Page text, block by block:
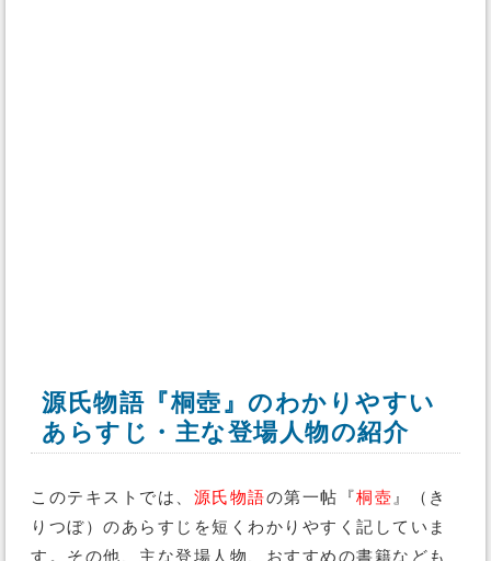
源氏物語『桐壺』のわかりやすい
あらすじ・主な登場人物の紹介
このテキストでは、 源氏物語の第一帖『桐壺 』（き
りつぼ）のあらすじを短くわかりやすく記していま
す。その他、主な登場人物、おすすめの書籍なども